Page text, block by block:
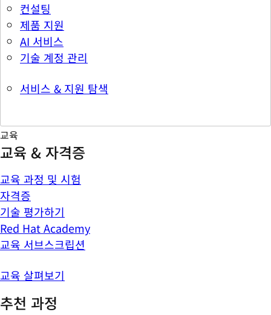
컨설팅
제품 지원
AI 서비스
기술 계정 관리
서비스 & 지원 탐색
교육
교육 & 자격증
교육 과정 및 시험
자격증
기술 평가하기
Red Hat Academy
교육 서브스크립션
교육 살펴보기
추천 과정